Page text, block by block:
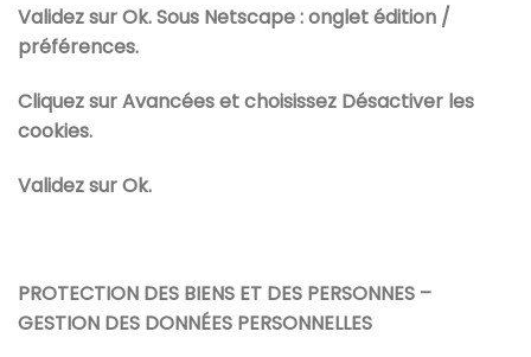
Validez sur Ok. Sous Netscape : onglet édition /
préférences.
Cliquez sur Avancées et choisissez Désactiver les
cookies.
Validez sur Ok.
PROTECTION DES BIENS ET DES PERSONNES –
GESTION DES DONNÉES PERSONNELLES